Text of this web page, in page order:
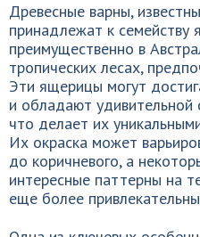
Древесные варны,
принадлежат к семейству
преимущественно в
тропических лесах,
Эти ящерицы могут
и обладают удивительной
что делает их
Их окраска может
до коричневого, а
интересные паттерны на
еще более